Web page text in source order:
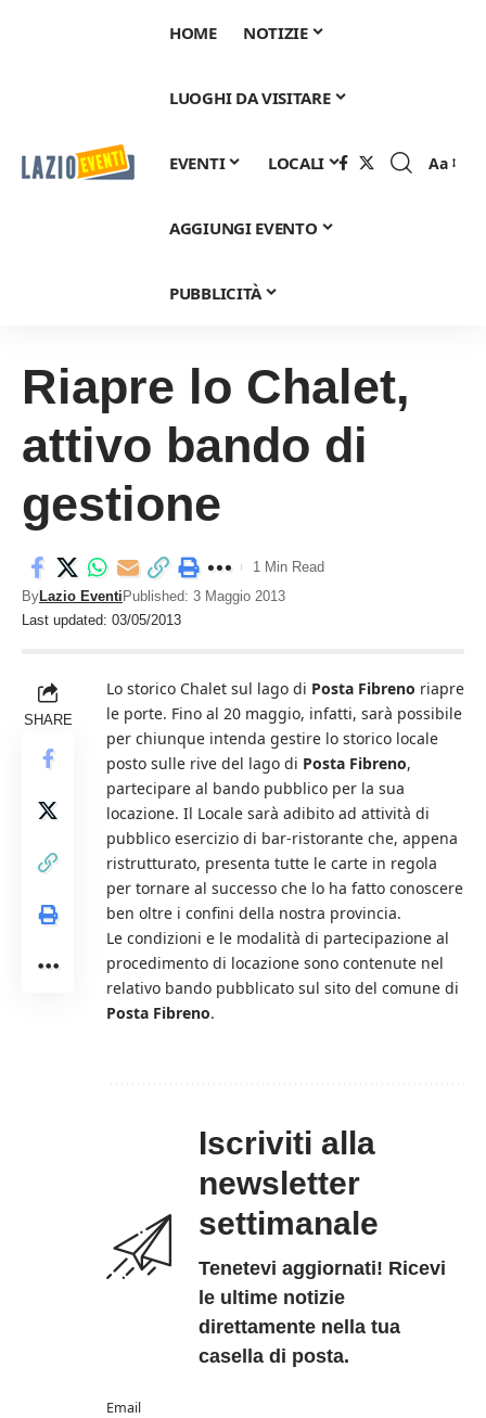
HOME NOTIZIE
LUOGHI DA VISITARE
EVENTI LOCALI
AGGIUNGI EVENTO
PUBBLICITÀ
Font
Aa
Riapre lo Chalet,
attivo bando di
gestione
Last updated: 03/05/2013
ByLazio Eventi Published: 3 Maggio 2013
1 Min Read
SHARE
Lo storico Chalet sul lago di Posta Fibreno riapre
le porte. Fino al 20 maggio, infatti, sarà possibile
per chiunque intenda gestire lo storico locale
posto sulle rive del lago di Posta Fibreno,
partecipare al bando pubblico per la sua
locazione. Il Locale sarà adibito ad attività di
pubblico esercizio di bar-ristorante che, appena
ristrutturato, presenta tutte le carte in regola
per tornare al successo che lo ha fatto conoscere
ben oltre i confini della nostra provincia.
Le condizioni e le modalità di partecipazione al
procedimento di locazione sono contenute nel
relativo bando pubblicato sul sito del comune di
Posta Fibreno.
Iscriviti alla
newsletter
settimanale
Tenetevi aggiornati! Ricevi
le ultime notizie
direttamente nella tua
casella di posta.
Email